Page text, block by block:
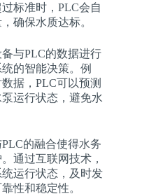
标准时，PLC会自
确保水质达标。
备与PLC的数据进行
的智能决策。例
据，PLC可以预测
运行状态，避免水
PLC的融合使得水务
通过互联网技术，
运行状态，及时发
性和稳定性。